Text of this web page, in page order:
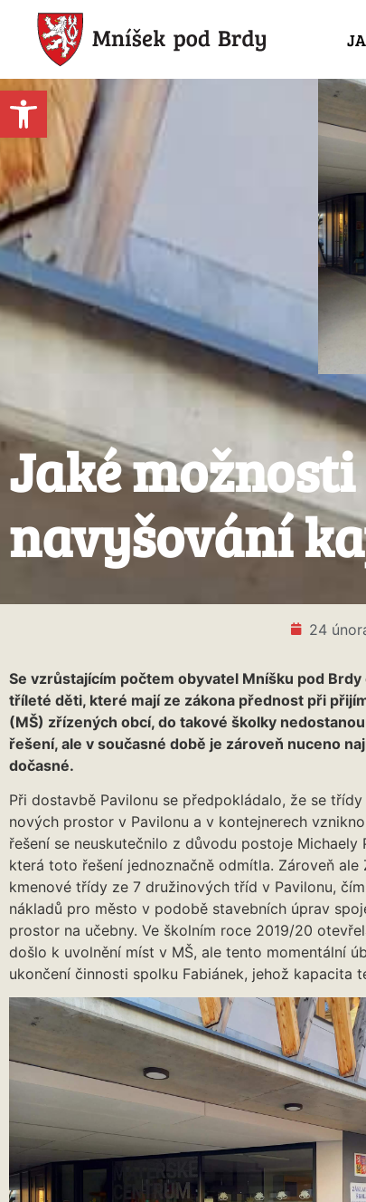
Open toolbar
Jaké
navyšování
24
Se vzrůstajícím počtem obyvatel Mníšku pod Brdy
tříleté děti, které mají ze zákona přednost při
(MŠ) zřízených obcí, do takové školky
řešení, ale v současné době je zároveň nuceno
dočasné.
Při dostavbě Pavilonu se předpokládalo, že se
nových prostor v Pavilonu a v kontejnerech
řešení se neuskutečnilo z důvodu postoje Michaely
která toto řešení jednoznačně odmítla. Zároveň ale
kmenové třídy ze 7 družinových tříd v Pavilonu,
nákladů pro město v podobě stavebních úprav
prostor na učebny. Ve školním roce 2019/20
došlo k uvolnění míst v MŠ, ale tento momentální
ukončení činnosti spolku Fabiánek, jehož kapacita